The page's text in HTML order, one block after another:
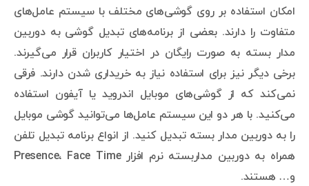
امکان استفاده بر روی گوشی‌های مختلف با سیستم عامل‌های
متفاوت را دارند. بعضی از برنامه‌های تبدیل گوشی به دوربین
مدار بسته به صورت رایگان در اختیار کاربران قرار می‌گیرند.
برخی دیگر نیز برای استفاده نیاز به خریداری شدن دارند. فرقی
نمی‌کند که از گوشی‌های موبایل اندروید یا آیفون استفاده
می‌کنید. با هر دو این سیستم عامل‌ها می‌توانید گوشی موبایل
را به دوربین مدار بسته تبدیل کنید. از انواع برنامه تبدیل تلفن
همراه به دوربین مداربسته نرم افزار Presence، Face Time
و… هستند.